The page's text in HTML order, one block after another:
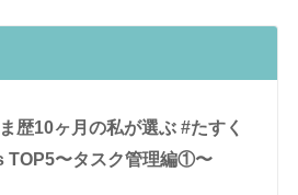
歴10ヶ月の私が選ぶ #たすく
TOP5〜タスク管理編①〜